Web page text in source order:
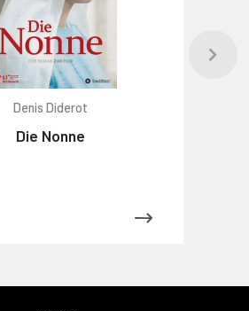
Denis Diderot
Die Nonne